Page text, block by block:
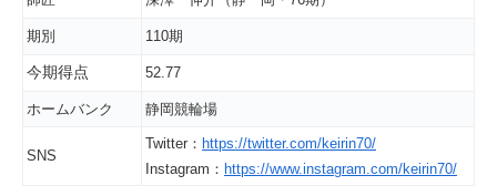
期別 110期
今期得点 52.77
ホームバンク 静岡競輪場
SNS
Twitter： https://twitter.com/keirin70/
Instagram： https://www.instagram.com/keirin70/